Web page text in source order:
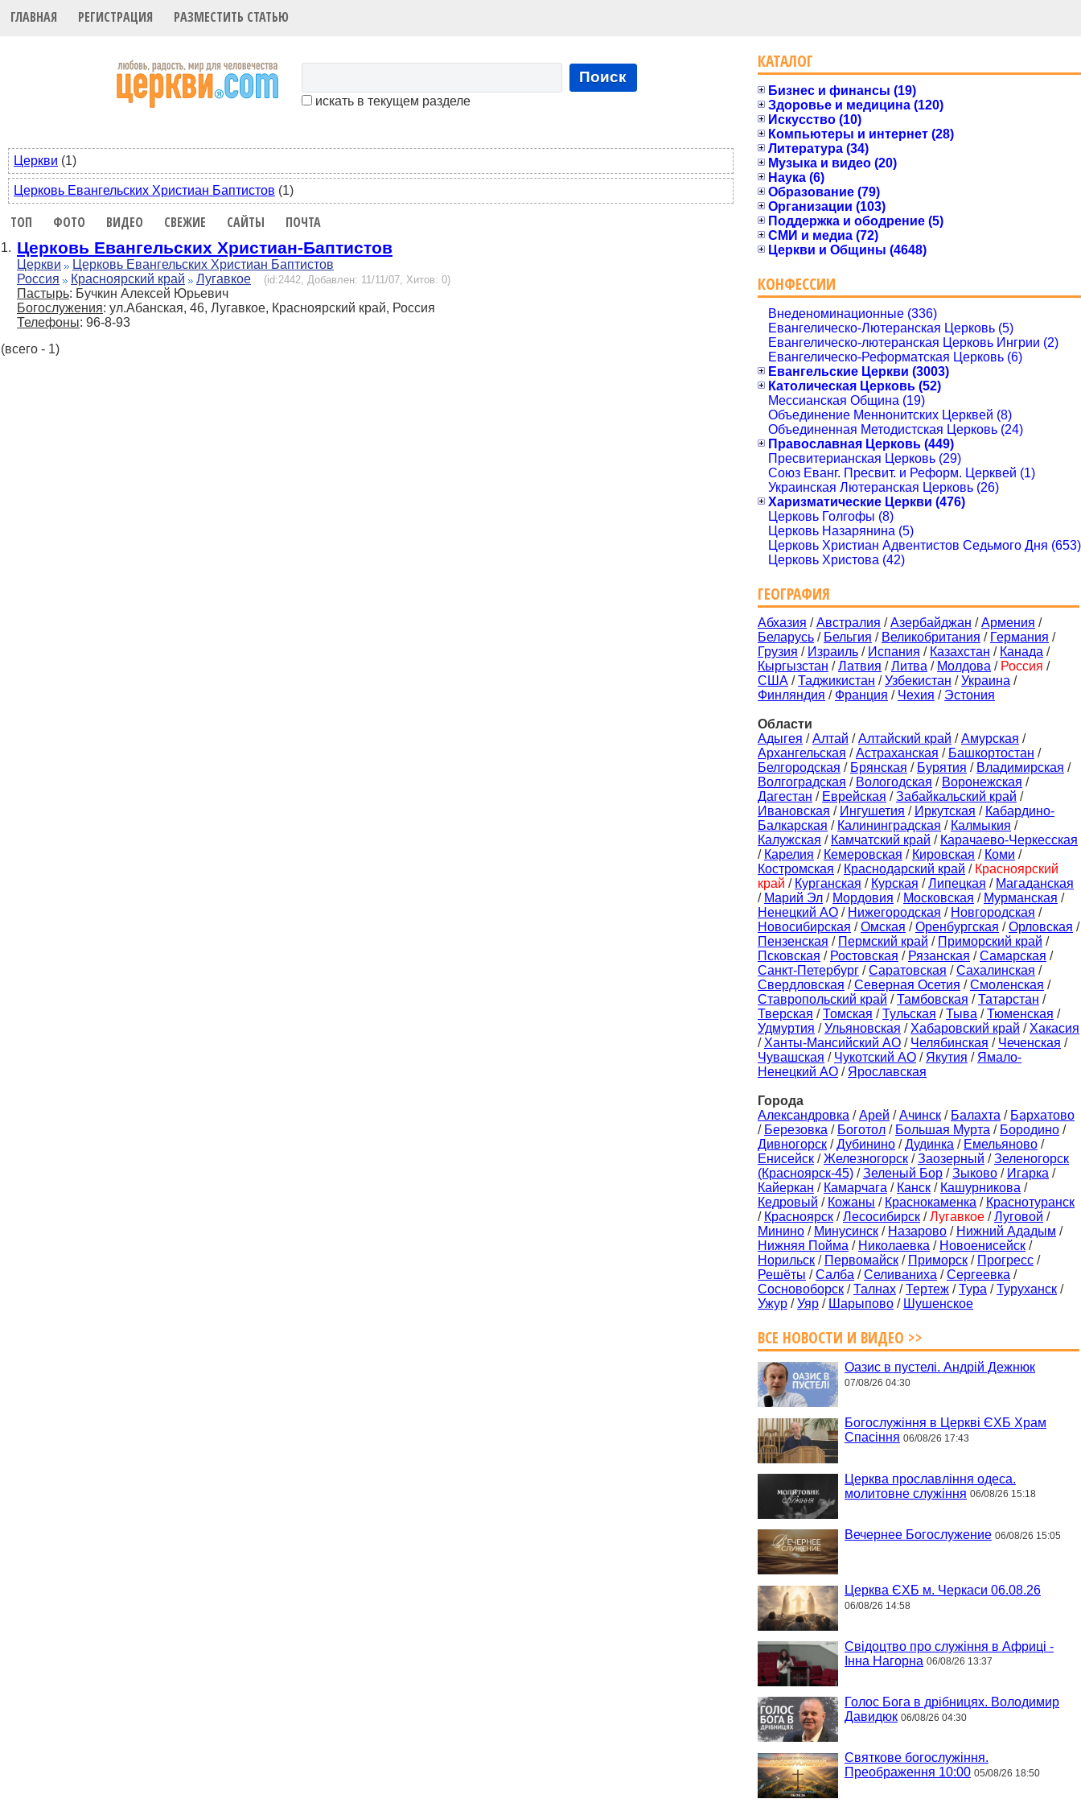
ГЛАВНАЯ РЕГИСТРАЦИЯ РАЗМЕСТИТЬ СТАТЬЮ
Поиск
искать в текущем разделе
Церкви (1)
Церковь Евангельских Христиан Баптистов (1)
ТОП ФОТО ВИДЕО СВЕЖИЕ САЙТЫ ПОЧТА
1. Церковь Евангельских Христиан-Баптистов
Церкви
Церковь Евангельских Христиан Баптистов
Россия
Красноярский край Лугавкое (id:2442, Добавлен: 11/11/07, Хитов: 0)
Пастырь: Бучкин Алексей Юрьевич
Богослужения: ул.Абанская, 46, Лугавкое, Красноярский край, Россия
Телефоны: 96-8-93
(всего - 1)
КАТАЛОГ
Бизнес и финансы (19)
Здоровье и медицина (120)
Искусство (10)
Компьютеры и интернет (28)
Литература (34)
Музыка и видео (20)
Наука (6)
Образование (79)
Организации (103)
Поддержка и ободрение (5)
СМИ и медиа (72)
Церкви и Общины (4648)
КОНФЕССИИ
Внеденоминационные (336)
Евангелическо-Лютеранская Церковь (5)
Евангелическо-лютеранская Церковь Ингрии (2)
Евангелическо-Реформатская Церковь (6)
Евангельские Церкви (3003)
Католическая Церковь (52)
Мессианская Община (19)
Объединение Меннонитских Церквей (8)
Объединенная Методистская Церковь (24)
Православная Церковь (449)
Пресвитерианская Церковь (29)
Союз Еванг. Пресвит. и Реформ. Церквей (1)
Украинская Лютеранская Церковь (26)
Харизматические Церкви (476)
Церковь Голгофы (8)
Церковь Назарянина (5)
Церковь Христиан Адвентистов Седьмого Дня (653)
Церковь Христова (42)
ГЕОГРАФИЯ
Абхазия /Австралия /Азербайджан /Армения /
Беларусь / Бельгия / Великобритания / Германия /
Грузия / Израиль / Испания / Казахстан / Канада /
Кыргызстан /Латвия /Литва / Молдова / Россия /
США /Таджикистан /Узбекистан /Украина /
Финляндия / Франция / Чехия / Эстония
Области
Адыгея /Алтай /Алтайский край /Амурская /
Архангельская /Астраханская / Башкортостан /
Белгородская / Брянская / Бурятия / Владимирская /
Волгоградская / Вологодская / Воронежская /
Дагестан / Еврейская /Забайкальский край /
Ивановская / Ингушетия / Иркутская / Кабардино-
Балкарская / Калининградская / Калмыкия /
Калужская / Камчатский край / Карачаево-Черкесская
/ Карелия / Кемеровская / Кировская / Коми /
Костромская / Краснодарский край / Красноярский
край / Курганская / Курская /Липецкая / Магаданская
/ Марий Эл / Мордовия / Московская / Мурманская /
Ненецкий АО / Нижегородская / Новгородская /
Новосибирская /Омская /Оренбургская /Орловская /
Пензенская / Пермский край / Приморский край /
Псковская / Ростовская / Рязанская /Самарская /
Санкт-Петербург /Саратовская /Сахалинская /
Свердловская /Северная Осетия /Смоленская /
Ставропольский край /Тамбовская /Татарстан /
Тверская /Томская /Тульская /Тыва /Тюменская /
Удмуртия /Ульяновская / Хабаровский край / Хакасия
/ Ханты-Мансийский АО / Челябинская / Чеченская /
Чувашская / Чукотский АО / Якутия / Ямало-
Ненецкий АО / Ярославская
Города
Александровка /Арей /Ачинск / Балахта / Бархатово
/ Березовка / Боготол / Большая Мурта / Бородино /
Дивногорск /Дубинино /Дудинка / Емельяново /
Енисейск /Железногорск /Заозерный /Зеленогорск
(Красноярск-45) /Зеленый Бор /Зыково / Игарка /
Кайеркан / Камарчага / Канск / Кашурникова /
Кедровый / Кожаны / Краснокаменка / Краснотуранск
/ Красноярск /Лесосибирск /Лугавкое /Луговой /
Минино / Минусинск / Назарово / Нижний Ададым /
Нижняя Пойма / Николаевка / Новоенисейск /
Норильск / Первомайск / Приморск / Прогресс /
Решёты /Салба /Селиваниха /Сергеевка /
Сосновоборск /Талнах /Тертеж /Тура /Туруханск /
Ужур /Уяр / Шарыпово / Шушенское
ВСЕ НОВОСТИ И ВИДЕО >>
Оазис в пустелі. Андрій Дежнюк
07/08/26 04:30
Богослужіння в Церкві ЄХБ Храм
Спасіння 06/08/26 17:43
Церква прославління одеса.
молитовне служіння 06/08/26 15:18
Вечернее Богослужение 06/08/26 15:05
Церква ЄХБ м. Черкаси 06.08.26
06/08/26 14:58
Свідоцтво про служіння в Африці -
Інна Нагорна 06/08/26 13:37
Голос Бога в дрібницях. Володимир
Давидюк 06/08/26 04:30
Святкове богослужіння.
Преображення 10:00 05/08/26 18:50